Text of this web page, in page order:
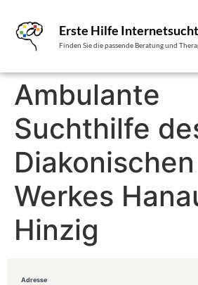
Erste Hilfe Internetsucht
Finden Sie die passende Beratung und
Ambulante
Suchthilfe
Diakonischen
Werkes
Hinzig
Adresse